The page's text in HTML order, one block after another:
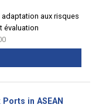
aux risques
évaluation
in ASEAN